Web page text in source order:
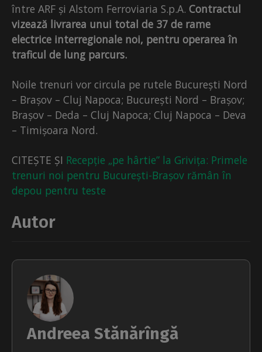
între ARF și Alstom Ferroviaria S.p.A. Contractul
vizează livrarea unui total de 37 de rame
electrice interregionale noi, pentru operarea în
traficul de lung parcurs.
Noile trenuri vor circula pe rutele București Nord
– Brașov – Cluj Napoca; București Nord – Brașov;
Brașov – Deda – Cluj Napoca; Cluj Napoca – Deva
– Timișoara Nord.
CITEȘTE ȘI Recepție „pe hârtie” la Grivița: Primele
trenuri noi pentru București-Brașov rămân în
depou pentru teste
Autor
Andreea Stănărîngă